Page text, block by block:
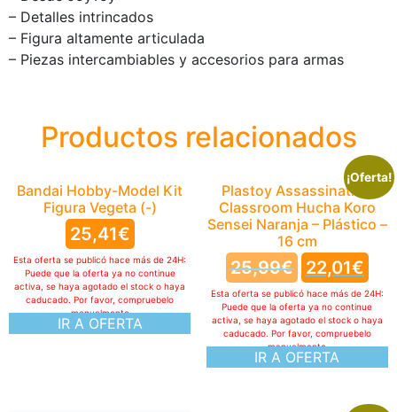
– Detalles intrincados
– Figura altamente articulada
– Piezas intercambiables y accesorios para armas
Productos relacionados
Bandai Hobby-Model Kit
Figura Vegeta (-)
25,41€
IR A OFERTA
Esta oferta se publicó hace más de 24H:
Puede que la oferta ya no continue
activa, se haya agotado el stock o haya
caducado. Por favor, compruebelo
manualmente
¡Oferta!
Plastoy Assassination
Classroom Hucha Koro
Sensei Naranja – Plástico –
16 cm
25,99€ 22,01€
IR A OFERTA
Esta oferta se publicó hace más de 24H:
Puede que la oferta ya no continue
activa, se haya agotado el stock o haya
caducado. Por favor, compruebelo
manualmente